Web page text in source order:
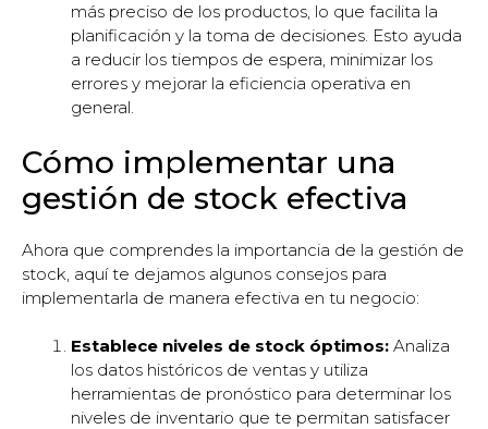
más preciso de los productos, lo que facilita la
planificación y la toma de decisiones. Esto ayuda
a reducir los tiempos de espera, minimizar los
errores y mejorar la eficiencia operativa en
general.
Cómo implementar una
gestión de stock efectiva
Ahora que comprendes la importancia de la gestión de
stock, aquí te dejamos algunos consejos para
implementarla de manera efectiva en tu negocio:
Establece niveles de stock óptimos: Analiza
los datos históricos de ventas y utiliza
herramientas de pronóstico para determinar los
niveles de inventario que te permitan satisfacer